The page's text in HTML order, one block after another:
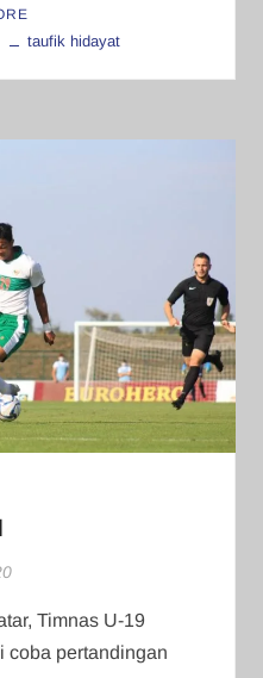
taufik hidayat
Timnas U-19
coba pertandingan